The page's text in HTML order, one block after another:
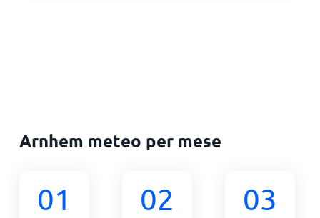
Arnhem meteo per mese
01 02 03